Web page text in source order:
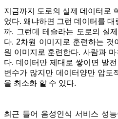
지금까지 도로의 실제 데이터로
었다. 왜냐하면 그런 데이터를 대
까. 그런데 테슬라는 도로의 실
다. 2차원 이미지로 훈련하는
원 이미지로 훈련한다. 사람과
다. 데이터만 제대로 쌓이면 발
변수가 많지만 데이터양만 압도
을 최소화 할 수 있다.
최근 들어 음성인식 서비스 성